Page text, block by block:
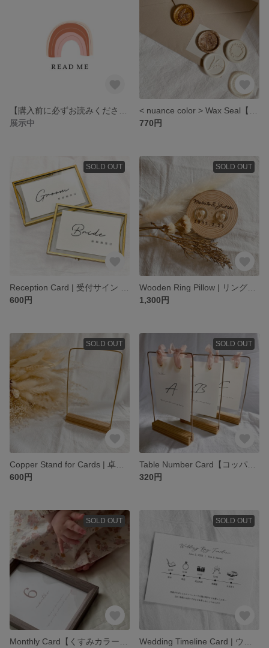
展示中
770円
SOLD OUT
600円
SOLD OUT
1,300円
SOLD OUT
600円
SOLD OUT
320円
SOLD OUT SOLD OUT